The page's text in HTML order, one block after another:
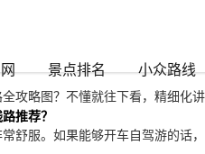
景点排名 小众路线
www.尊龙凯时888
攻略图？不懂就往下看，精细化
推荐？
舒服。如果能够开车自驾游的话